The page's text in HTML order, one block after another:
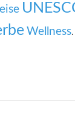
Wellness